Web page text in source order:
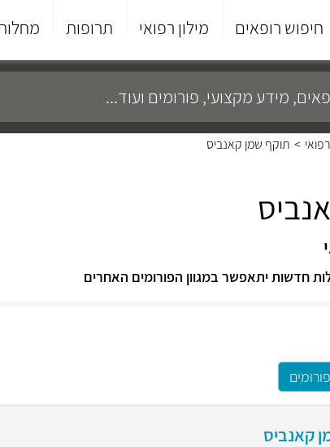
חיפוש רופאים מילון רפואי תרופות
> תוקף שמן קאנביס
חדשות יתאפשר במגוון הפורומים האחרים
קאנביס